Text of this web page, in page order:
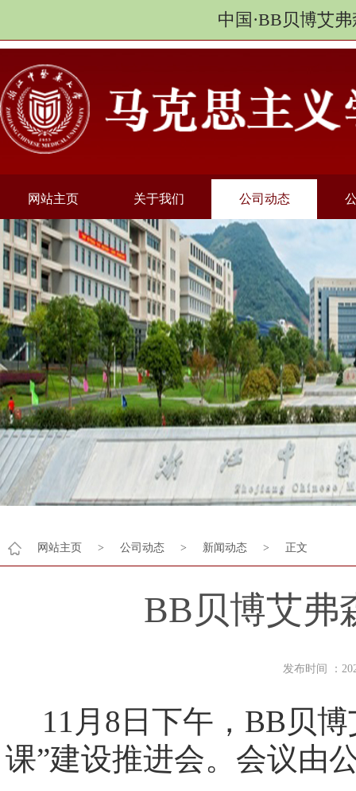
中国·BB贝博艾
网站主页 关于我们 公司动态
网站主页 > 公司动态 > 新闻动态 > 正文
BB贝博艾弗
发布时间 ：
11月8日下午，BB贝
课”建设推进会。会议由